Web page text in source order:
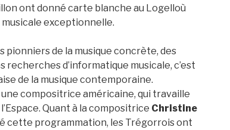
ont donné carte blanche au Logelloù
exceptionnelle.
pionniers de la musique concrète, des
d’informatique musicale, c’est
de la musique contemporaine.
compositrice américaine, qui travaille
Quant à la compositrice Christine
cette programmation, les Trégorrois ont